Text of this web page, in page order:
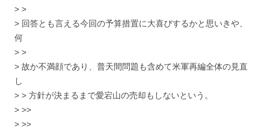
> >
> 回答とも言える今回の予算措置に大喜びするかと思いきや、
何
> >
> 故か不満顔であり、普天間問題も含めて米軍再編全体の見直
し
> > 方針が決まるまで愛宕山の売却もしないという。
> >>
> >>